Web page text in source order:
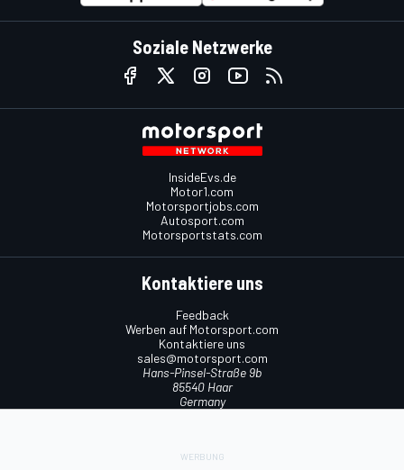
Soziale Netzwerke
InsideEvs.de
Motor1.com
Motorsportjobs.com
Autosport.com
Motorsportstats.com
Kontaktiere uns
Feedback
Werben auf Motorsport.com
Kontaktiere uns
sales@motorsport.com
Hans-Pinsel-Straße 9b
85540 Haar
Germany
Utiq verwalten